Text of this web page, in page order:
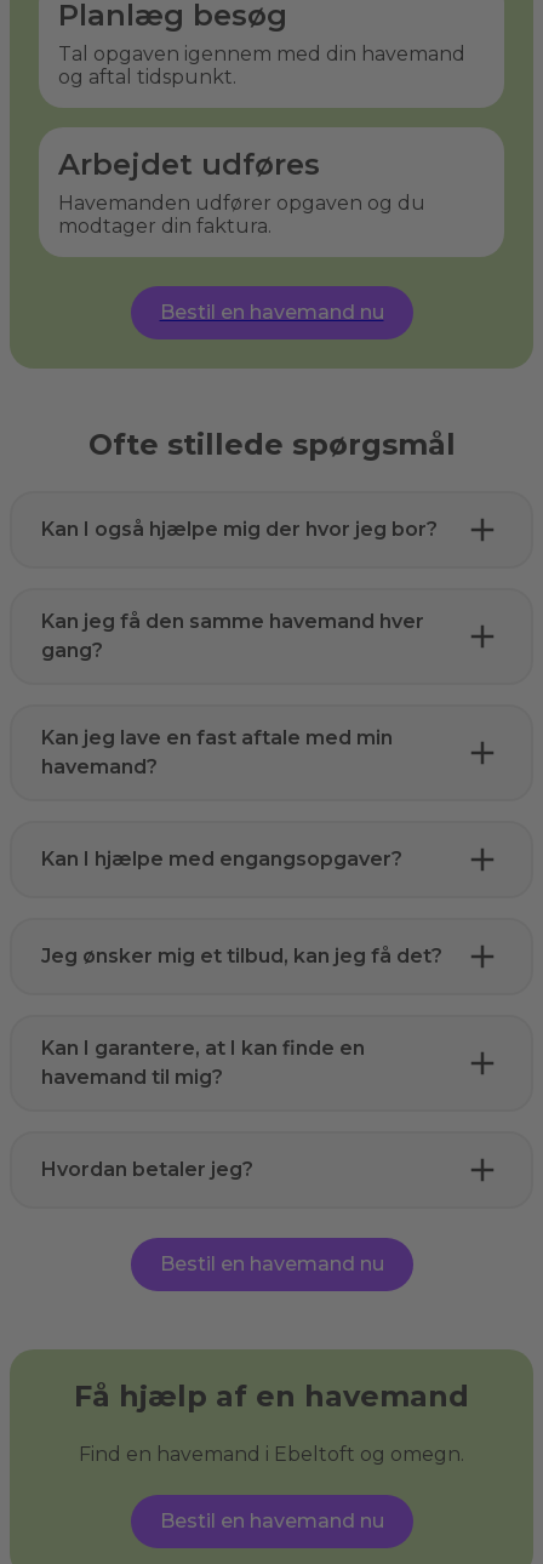
Planlæg besøg
Tal opgaven igennem med din havemand
og aftal tidspunkt.
Arbejdet udføres
Havemanden udfører opgaven og du
modtager din faktura.
Bestil en havemand nu
Ofte stillede spørgsmål
Kan I også hjælpe mig der hvor jeg bor?
Kan jeg få den samme havemand hver
gang?
Kan jeg lave en fast aftale med min
havemand?
Kan I hjælpe med engangsopgaver?
Jeg ønsker mig et tilbud, kan jeg få det?
Kan I garantere, at I kan finde en
havemand til mig?
Hvordan betaler jeg?
Bestil en havemand nu
Få hjælp af en havemand
Find en havemand i Ebeltoft og omegn.
Bestil en havemand nu